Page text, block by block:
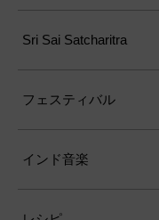
Sri Sai Satcharitra
フェスティバル
インド音楽